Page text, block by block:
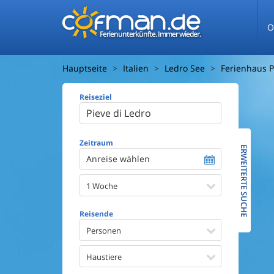
Ferienunterkünfte. Immer wieder.
Hauptseite Italien Ledro See Ferienhaus
Reiseziel
Zeitraum
Anreise wählen
1 Woche
Reisende
Personen
Haustiere
Ausstattung
Whirlpool
ERWEITERTE SUCHE